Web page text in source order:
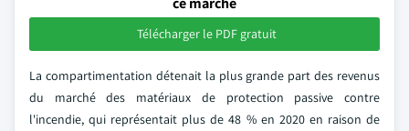
Télécharger le PDF gratuit
La compartimentation détenait la plus grande part des revenus
du marché des matériaux de protection passive contre
l'incendie, qui représentait plus de 48 % en 2020 en raison de